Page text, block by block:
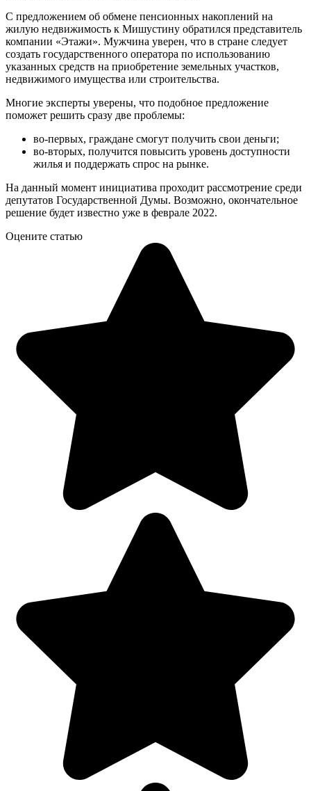
С предложением об обмене пенсионных накоплений на
жилую недвижимость к Мишустину обратился представитель
компании «Этажи». Мужчина уверен, что в стране следует
создать государственного оператора по использованию
указанных средств на приобретение земельных участков,
недвижимого имущества или строительства.
Многие эксперты уверены, что подобное предложение
поможет решить сразу две проблемы:
во-первых, граждане смогут получить свои деньги;
во-вторых, получится повысить уровень доступности
жилья и поддержать спрос на рынке.
На данный момент инициатива проходит рассмотрение среди
депутатов Государственной Думы. Возможно, окончательное
решение будет известно уже в феврале 2022.
Оцените статью